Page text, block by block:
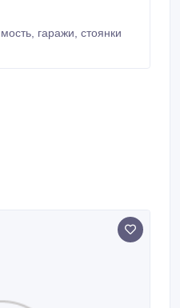
гаражи, стоянки